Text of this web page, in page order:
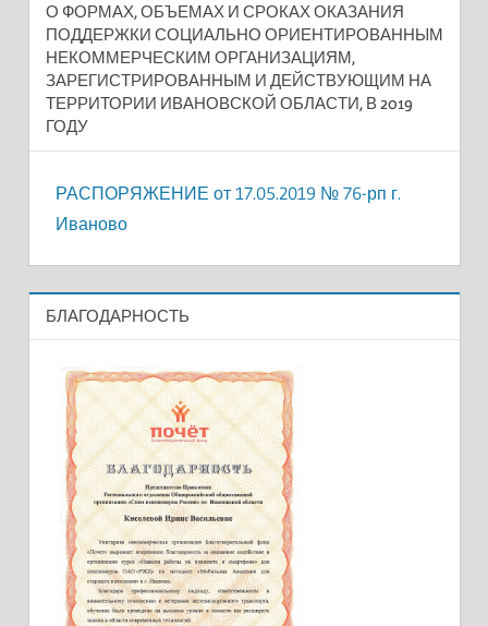
О ФОРМАХ, ОБЪЕМАХ И СРОКАХ ОКАЗАНИЯ
ПОДДЕРЖКИ СОЦИАЛЬНО ОРИЕНТИРОВАННЫМ
НЕКОММЕРЧЕСКИМ ОРГАНИЗАЦИЯМ,
ЗАРЕГИСТРИРОВАННЫМ И ДЕЙСТВУЮЩИМ НА
ТЕРРИТОРИИ ИВАНОВСКОЙ ОБЛАСТИ, В 2019
ГОДУ
РАСПОРЯЖЕНИЕ от 17.05.2019 № 76-рп г.
Иваново
БЛАГОДАРНОСТЬ